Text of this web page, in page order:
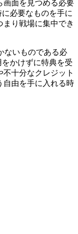
画面を見つめる必要
必要なものを手に
まり戦場に集中でき
ないものである必
かけずに特典を受
十分なクレジット
自由を手に入れる時